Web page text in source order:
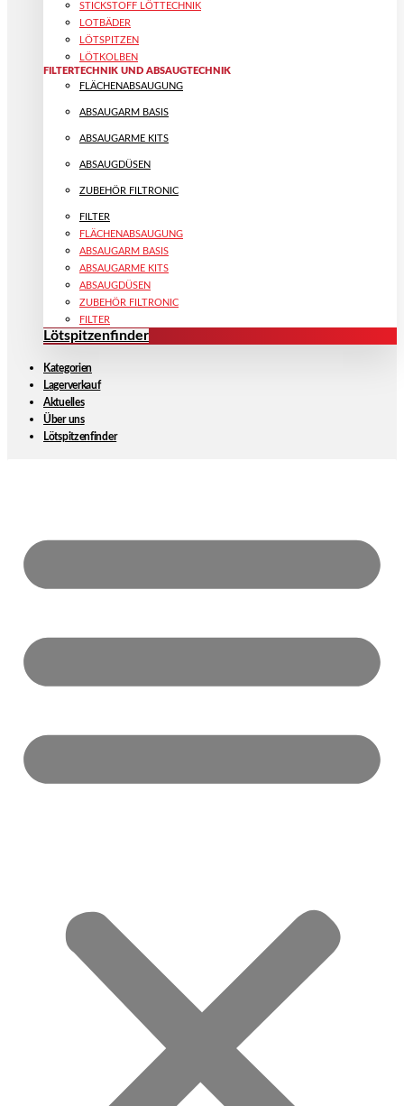
STICKSTOFF LÖTTECHNIK
LOTBÄDER
LÖTSPITZEN
LÖTKOLBEN
FILTERTECHNIK UND ABSAUGTECHNIK
FLÄCHENABSAUGUNG
ABSAUGARM BASIS
ABSAUGARME KITS
ABSAUGDÜSEN
ZUBEHÖR FILTRONIC
FILTER
FLÄCHENABSAUGUNG
ABSAUGARM BASIS
ABSAUGARME KITS
ABSAUGDÜSEN
ZUBEHÖR FILTRONIC
FILTER
Lötspitzenfinder
Kategorien
Lagerverkauf
Aktuelles
Über uns
Lötspitzenfinder